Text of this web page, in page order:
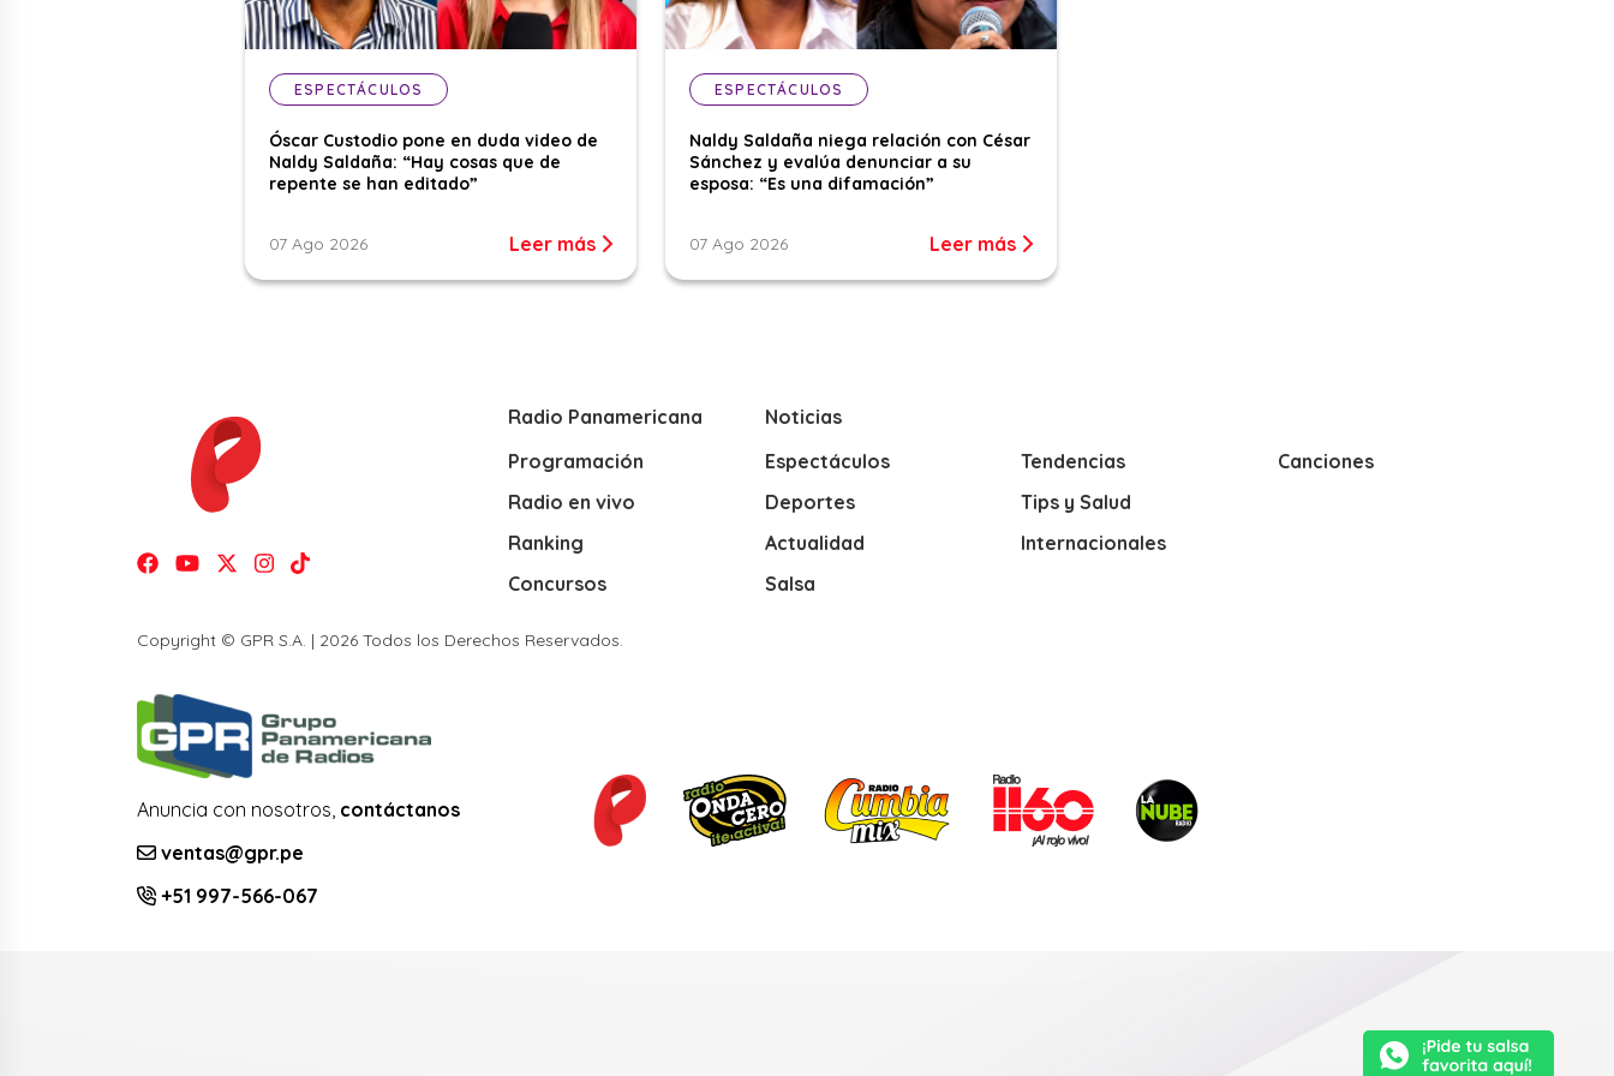
ESPECTÁCULOS
Óscar Custodio pone en duda video de
Naldy Saldaña: “Hay cosas que de
repente se han editado”
07 Ago 2026 Leer más
ESPECTÁCULOS
Naldy Saldaña niega relación con César
Sánchez y evalúa denunciar a su
esposa: “Es una difamación”
07 Ago 2026 Leer más
Radio Panamericana
Programación
Radio en vivo
Ranking
Concursos
Noticias
Espectáculos
Deportes
Actualidad
Salsa
Tendencias
Tips y Salud
Internacionales
Canciones
Copyright © GPR S.A. | 2026 Todos los Derechos Reservados.
Anuncia con nosotros, contáctanos
ventas@gpr.pe
+51 997-566-067